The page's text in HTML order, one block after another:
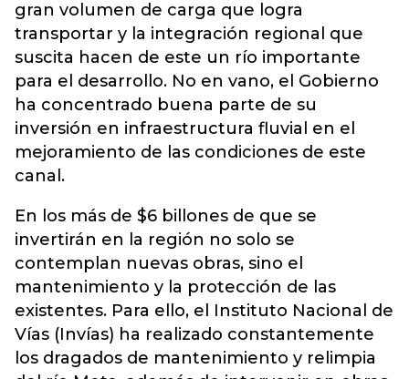
gran volumen de carga que logra
transportar y la integración regional que
suscita hacen de este un río importante
para el desarrollo. No en vano, el Gobierno
ha concentrado buena parte de su
inversión en infraestructura fluvial en el
mejoramiento de las condiciones de este
canal.
En los más de $6 billones de que se
invertirán en la región no solo se
contemplan nuevas obras, sino el
mantenimiento y la protección de las
existentes. Para ello, el Instituto Nacional de
Vías (Invías) ha realizado constantemente
los dragados de mantenimiento y relimpia